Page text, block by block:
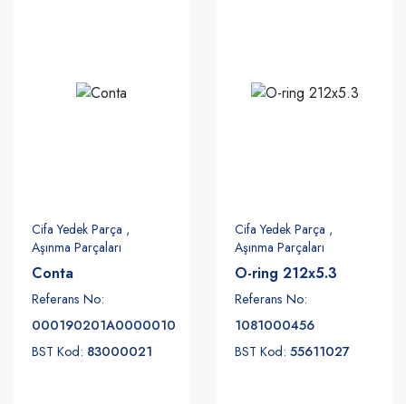
Cifa Yedek Parça ,
Aşınma Parçaları
Conta
Referans No:
000190201A0000010
BST Kod: 83000021
Cifa Yedek Parça ,
Aşınma Parçaları
O-ring 212x5.3
Referans No:
1081000456
BST Kod: 55611027